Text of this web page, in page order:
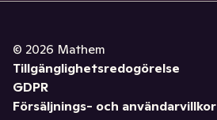
© 2026 Mathem
Tillgänglighetsredogörelse
GDPR
Försäljnings- och användarvillkor